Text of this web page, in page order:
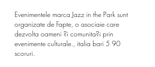
Evenimentele marca Jazz in the Park sunt
organizate de Fapte, o asociaie care
dezvolta oameni ?i comunita?i prin
evenimente culturale., italia bari 5 90
scoruri.